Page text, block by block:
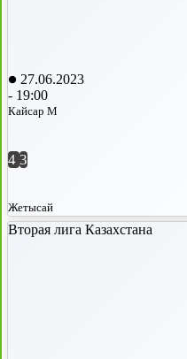
27.06.2023
- 19:00
Кайсар М
4 3
Жетысай
Вторая лига Казахстана